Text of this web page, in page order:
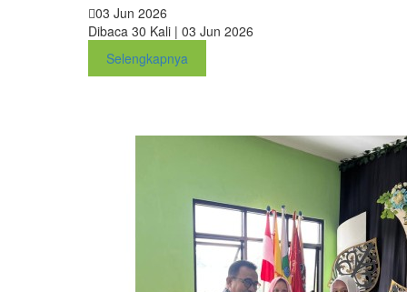
03 Jun 2026
Dibaca 30 Kali | 03 Jun 2026
Selengkapnya